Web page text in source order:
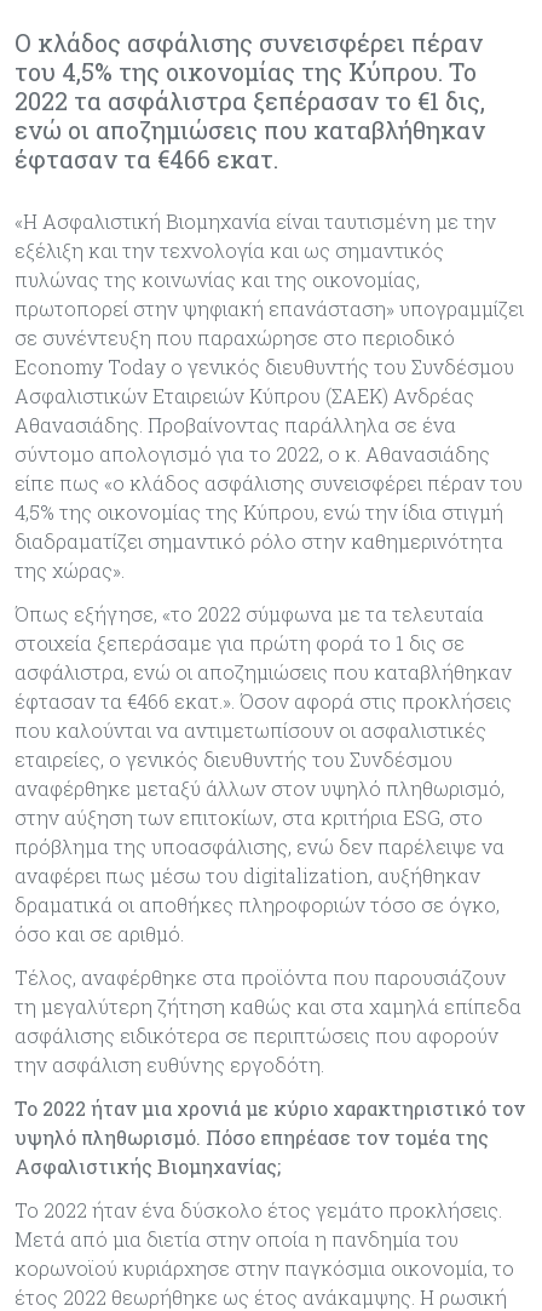
Ο κλάδος ασφάλισης συνεισφέρει πέραν
του 4,5% της οικονομίας της Κύπρου. Το
2022 τα ασφάλιστρα ξεπέρασαν το €1 δις,
ενώ οι αποζημιώσεις που καταβλήθηκαν
έφτασαν τα €466 εκατ.
«Η Ασφαλιστική Βιομηχανία είναι ταυτισμένη με την
εξέλιξη και την τεχνολογία και ως σημαντικός
πυλώνας της κοινωνίας και της οικονομίας,
πρωτοπορεί στην ψηφιακή επανάσταση» υπογραμμίζει
σε συνέντευξη που παραχώρησε στο περιοδικό
Εconomy Today ο γενικός διευθυντής του Συνδέσμου
Ασφαλιστικών Εταιρειών Κύπρου (ΣΑΕΚ) Ανδρέας
Αθανασιάδης. Προβαίνοντας παράλληλα σε ένα
σύντομο απολογισμό για το 2022, ο κ. Αθανασιάδης
είπε πως «ο κλάδος ασφάλισης συνεισφέρει πέραν του
4,5% της οικονομίας της Κύπρου, ενώ την ίδια στιγμή
διαδραματίζει σημαντικό ρόλο στην καθημερινότητα
της χώρας».
Όπως εξήγησε, «το 2022 σύμφωνα με τα τελευταία
στοιχεία ξεπεράσαμε για πρώτη φορά το 1 δις σε
ασφάλιστρα, ενώ οι αποζημιώσεις που καταβλήθηκαν
έφτασαν τα €466 εκατ.». Όσον αφορά στις προκλήσεις
που καλούνται να αντιμετωπίσουν οι ασφαλιστικές
εταιρείες, ο γενικός διευθυντής του Συνδέσμου
αναφέρθηκε μεταξύ άλλων στον υψηλό πληθωρισμό,
στην αύξηση των επιτοκίων, στα κριτήρια ESG, στο
πρόβλημα της υποασφάλισης, ενώ δεν παρέλειψε να
αναφέρει πως μέσω του digitalization, αυξήθηκαν
δραματικά οι αποθήκες πληροφοριών τόσο σε όγκο,
όσο και σε αριθμό.
Τέλος, αναφέρθηκε στα προϊόντα που παρουσιάζουν
τη μεγαλύτερη ζήτηση καθώς και στα χαμηλά επίπεδα
ασφάλισης ειδικότερα σε περιπτώσεις που αφορούν
την ασφάλιση ευθύνης εργοδότη.
Το 2022 ήταν μια χρονιά με κύριο χαρακτηριστικό τον
υψηλό πληθωρισμό. Πόσο επηρέασε τον τομέα της
Ασφαλιστικής Βιομηχανίας;
Το 2022 ήταν ένα δύσκολο έτος γεμάτο προκλήσεις.
Μετά από μια διετία στην οποία η πανδημία του
κορωνοϊού κυριάρχησε στην παγκόσμια οικονομία, το
έτος 2022 θεωρήθηκε ως έτος ανάκαμψης. Η ρωσική